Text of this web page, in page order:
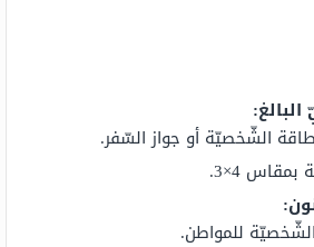
الشّخصيّة أو جواز السّفر.
4×3.
للمواطن.